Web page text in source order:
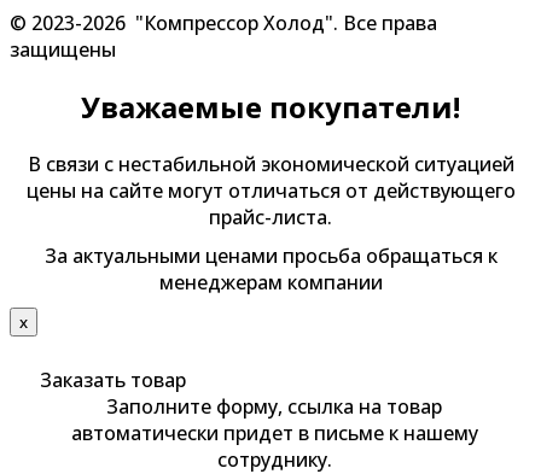
© 2023-2026 "Компрессор Холод". Все права
защищены
Уважаемые покупатели!
В связи с нестабильной экономической ситуацией
цены на сайте могут отличаться от действующего
прайс-листа.
За актуальными ценами просьба обращаться к
менеджерам компании
х
Заказать товар
Заполните форму, ссылка на товар
автоматически придет в письме к нашему
сотруднику.